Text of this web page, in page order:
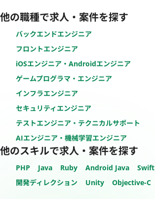
他の職種で求人・案件を探す
バックエンドエンジニア
フロントエンジニア
iOSエンジニア・Androidエンジニア
ゲームプログラマ・エンジニア
インフラエンジニア
セキュリティエンジニア
テストエンジニア・テクニカルサポート
AIエンジニア・機械学習エンジニア
他のスキルで求人・案件を探す
PHP Java Ruby Android Java
Swift
開発ディレクション
Unity Objective-C